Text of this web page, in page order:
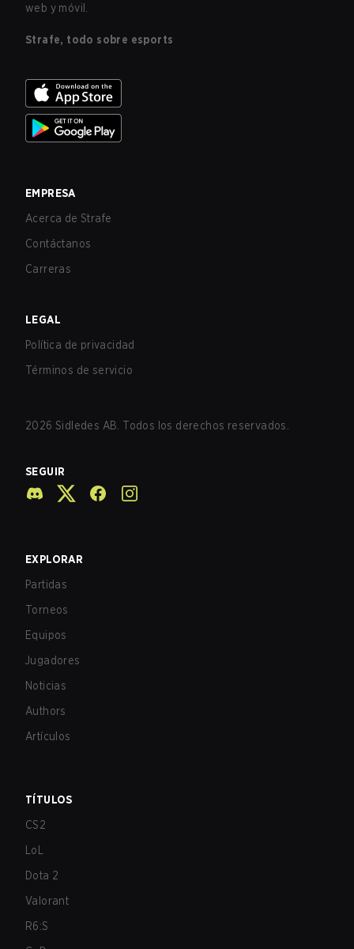
web y móvil.
Strafe, todo sobre esports
EMPRESA
Acerca de Strafe
Contáctanos
Carreras
LEGAL
Política de privacidad
Términos de servicio
2026 Sidledes AB. Todos los derechos reservados.
SEGUIR
EXPLORAR
Partidas
Torneos
Equipos
Jugadores
Noticias
Authors
Artículos
TÍTULOS
CS2
LoL
Dota 2
Valorant
R6:S